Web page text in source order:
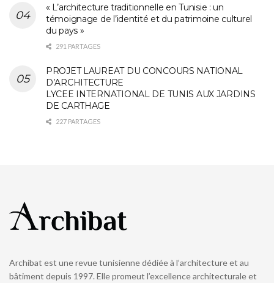
« L’architecture traditionnelle en Tunisie : un
témoignage de l’identité et du patrimoine culturel
du pays »
291 PARTAGES
PROJET LAUREAT DU CONCOURS NATIONAL
D’ARCHITECTURE
LYCEE INTERNATIONAL DE TUNIS AUX JARDINS
DE CARTHAGE
227 PARTAGES
Archibat est une revue tunisienne dédiée à l’architecture et au
bâtiment depuis 1997. Elle promeut l’excellence architecturale et